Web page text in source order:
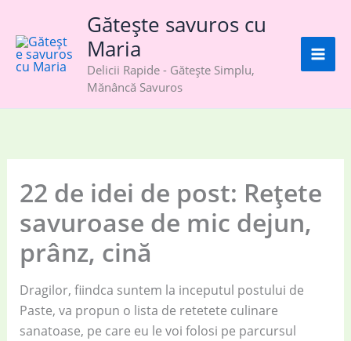
content
Gătește savuros cu
Maria
Delicii Rapide - Gătește Simplu,
Mănâncă Savuros
22 de idei de post: Rețete
savuroase de mic dejun,
prânz, cină
Dragilor, fiindca suntem la inceputul postului de
Paste, va propun o lista de retetete culinare
sanatoase, pe care eu le voi folosi pe parcursul